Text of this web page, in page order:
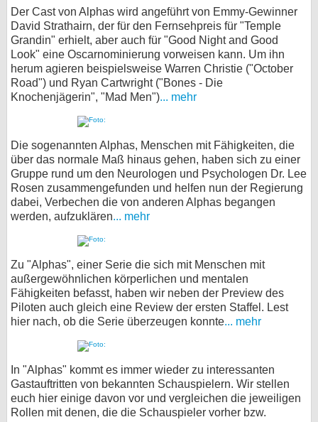
Der Cast von Alphas wird angeführt von Emmy-Gewinner
David Strathairn, der für den Fernsehpreis für "Temple
Grandin" erhielt, aber auch für "Good Night and Good
Look" eine Oscarnominierung vorweisen kann. Um ihn
herum agieren beispielsweise Warren Christie ("October
Road") und Ryan Cartwright ("Bones - Die
Knochenjägerin", "Mad Men")... mehr
Die sogenannten Alphas, Menschen mit Fähigkeiten, die
über das normale Maß hinaus gehen, haben sich zu einer
Gruppe rund um den Neurologen und Psychologen Dr. Lee
Rosen zusammengefunden und helfen nun der Regierung
dabei, Verbechen die von anderen Alphas begangen
werden, aufzuklären... mehr
Zu "Alphas", einer Serie die sich mit Menschen mit
außergewöhnlichen körperlichen und mentalen
Fähigkeiten befasst, haben wir neben der Preview des
Piloten auch gleich eine Review der ersten Staffel. Lest
hier nach, ob die Serie überzeugen konnte... mehr
In "Alphas" kommt es immer wieder zu interessanten
Gastauftritten von bekannten Schauspielern. Wir stellen
euch hier einige davon vor und vergleichen die jeweiligen
Rollen mit denen, die die Schauspieler vorher bzw.